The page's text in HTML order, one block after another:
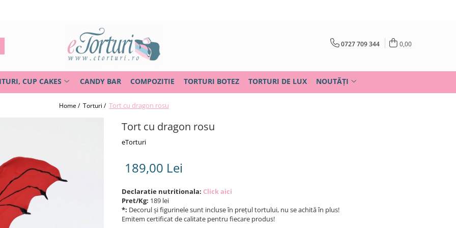
0727 709 344 0,00
CUP CAKES CANDY BAR COMPOZITIE TORTURI BOTEZ TORTURI DE LUX NOUTĂȚI
Home / Torturi / Tort cu dragon rosu
Tort cu dragon rosu
eTorturi
189,00 Lei
Declaratie nutritionala: Click aici
Pret/Kg: 189 lei
*: Decorul și figurinele sunt incluse în prețul tortului, nu se achită în plus!
Emitem certificat de calitate pentru fiecare produs!